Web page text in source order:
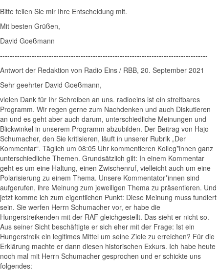
Bitte teilen Sie mir Ihre Entscheidung mit.
Mit besten Grüßen,
David Goeßmann
-------------------------------------------------------------------------------------
Antwort der Redaktion von Radio Eins / RBB, 20. September 2021
Sehr geehrter David Goeßmann,
vielen Dank für Ihr Schreiben an uns. radioeins ist ein streitbares
Programm. Wir regen gerne zum Nachdenken und auch Diskutieren
an und es geht aber auch darum, unterschiedliche Meinungen und
Blickwinkel in unserem Programm abzubilden. Der Beitrag von Hajo
Schumacher, den Sie kritisieren, läuft in unserer Rubrik „Der
Kommentar“. Täglich um 08:05 Uhr kommentieren Kolleg*innen ganz
unterschiedliche Themen. Grundsätzlich gilt: In einem Kommentar
geht es um eine Haltung, einen Zwischenruf, vielleicht auch um eine
Polarisierung zu einem Thema. Unsere Kommentator*innen sind
aufgerufen, ihre Meinung zum jeweiligen Thema zu präsentieren. Und
jetzt komme ich zum eigentlichen Punkt: Diese Meinung muss fundiert
sein. Sie werfen Herrn Schumacher vor, er habe die
Hungerstreikenden mit der RAF gleichgestellt. Das sieht er nicht so.
Aus seiner Sicht beschäftigte er sich eher mit der Frage: Ist ein
Hungerstreik ein legitimes Mittel um seine Ziele zu erreichen? Für die
Erklärung machte er dann diesen historischen Exkurs. Ich habe heute
noch mal mit Herrn Schumacher gesprochen und er schickte uns
folgendes: